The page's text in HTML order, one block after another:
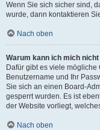
Wenn Sie sich sicher sind,
wurde, dann kontaktieren
Nach oben
Warum kann ich mich
Dafür gibt es viele
Benutzername und Ihr
Sie sich an einen Board-
gesperrt wurden. Es ist
der Website vorliegt,
Nach oben